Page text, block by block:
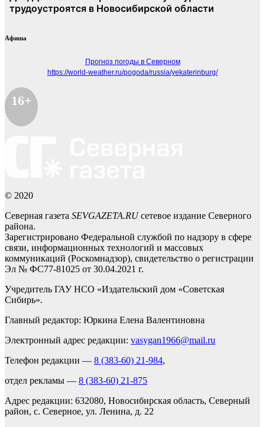
Афиша
Прогноз погоды в Северном
https://world-weather.ru/pogoda/russia/yekaterinburg/
16+
© 2020
Северная газета SEVGAZETA.RUсетевое издание Северного
района.
Зарегистрировано Федеральной службой по надзору в сфере
связи, информационных технологий и массовых
коммуникаций (Роскомнадзор), свидетельство о регистрации
Эл № ФС77-81025 от 30.04.2021 г.
Учредитель ГАУ НСО «Издательский дом «Советская
Сибирь».
Главный редактор: Юркина Елена Валентиновна
Электронный адрес редакции: vasygan1966@mail.ru
Телефон редакции — 8 (383-60) 21-984,
отдел рекламы — 8 (383-60) 21-875
Адрес редакции: 632080, Новосибирская область, Северный
район, с. Северное, ул. Ленина, д. 22